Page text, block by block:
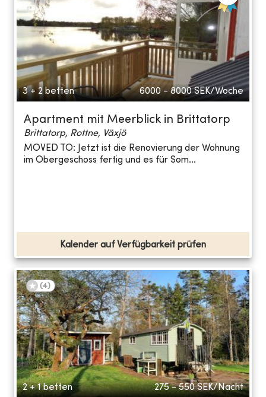
3 + 2 betten 6000 - 8000 SEK/Woche
Apartment mit Meerblick in Brittatorp
Brittatorp, Rottne, Växjö
MOVED TO: Jetzt ist die Renovierung der Wohnung
im Obergeschoss fertig und es für Som...
Kalender auf Verfügbarkeit prüfen
(4)
2 + 1 betten 275 - 550 SEK/Nacht